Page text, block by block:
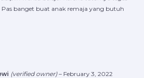
banget buat anak remaja yang butuh
(verified owner) – February 3, 2022